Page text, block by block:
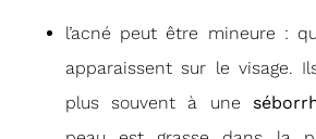
l’acné peut être mineure :
apparaissent sur le visage.
plus souvent à une